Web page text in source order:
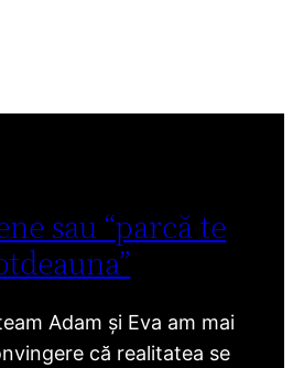
sau “parcă te
Adam și Eva am mai
că realitatea se